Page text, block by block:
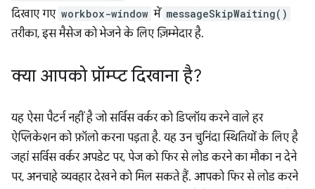
दिखाए गए workbox-window में messageSkipWaiting()
तरीका, इस मैसेज को भेजने के लिए ज़िम्मेदार है.
क्या आपको प्रॉम्प्ट दिखाना है?
यह ऐसा पैटर्न नहीं है जो सर्विस वर्कर को डिप्लॉय करने वाले हर
ऐप्लिकेशन को फ़ॉलो करना पड़ता है. यह उन चुनिंदा स्थितियों के लिए है
जहां सर्विस वर्कर अपडेट पर, पेज को फिर से लोड करने का मौका न देने
पर, अनचाहे व्यवहार देखने को मिल सकते हैं. आपको फिर से लोड करने